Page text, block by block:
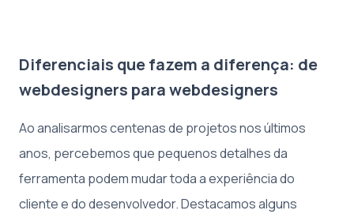
Diferenciais que fazem a diferença: de
webdesigners para webdesigners
Ao analisarmos centenas de projetos nos últimos
anos, percebemos que pequenos detalhes da
ferramenta podem mudar toda a experiência do
cliente e do desenvolvedor. Destacamos alguns